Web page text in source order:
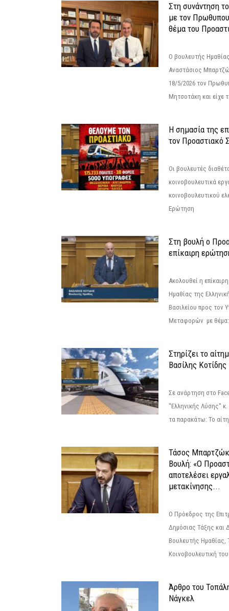
Στη συνάντηση
με τον
θέμα του
Ο βουλευτής
Αναστάσιος
18/5/2026 τον
Μητσοτάκη και είχε
Η σημασία της
τον Προαστιακό
Οι βουλευτές
κοινοβουλευτικά
κοινοβουλευτικού
Ερώτηση
Στη βουλή ο
επίκαιρη
Ακολουθεί η
Ημαθίας της
Βασιλείου προς τον
Μεταφορών με θέμα:
Στηρίζει το
Βασίλης Κοτίδης
Σε ανάρτηση στο
"Ελληνικής Λύσης"
τα παρακάτω: Το
Τάσος
Βουλή: «Ο
αποτελέσει
μετακίνησης...
Ο Πρόεδρος της
Δημόσιας Τάξης και
Βουλευτής
Κοινοβουλευτική
Άρθρο του
Νάγκελ